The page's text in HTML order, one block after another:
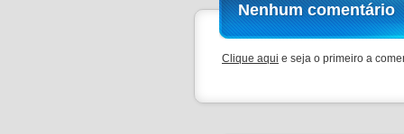
Nenhum comentário
Clique aqui e seja o primeiro a